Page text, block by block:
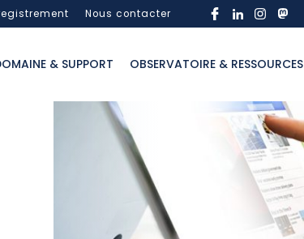
Nous contacter
& SUPPORT OBSERVATOIRE & RESSOURCES